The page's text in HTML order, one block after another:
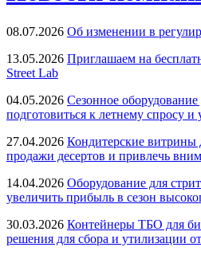
08.07.2026 Об изменении в
13.05.2026 Приглашаем на
Street Lab
04.05.2026 Сезонное оборудование
подготовиться к летнему спросу
27.04.2026 Кондитерские витрины
продажи десертов и привлечь
14.04.2026 Оборудование для
увеличить прибыль в сезон
30.03.2026 Контейнеры ТБО для
решения для сбора и утилизации